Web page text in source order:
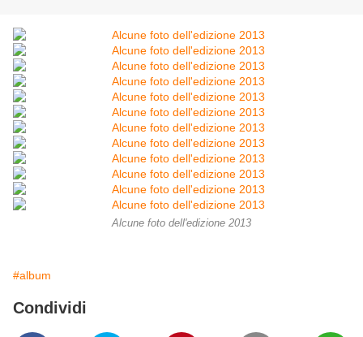
Alcune foto dell'edizione 2013
#album
Condividi